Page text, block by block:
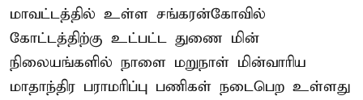
மாவட்டத்தில் உள்ள சங்கரன்கோவில்
கோட்டத்திற்கு உட்பட்ட துணை மின்
நிலையங்களில் நாளை மறுநாள் மின்வாரிய
மாதாந்திர பராமரிப்பு பணிகள் நடைபெற உள்ளது